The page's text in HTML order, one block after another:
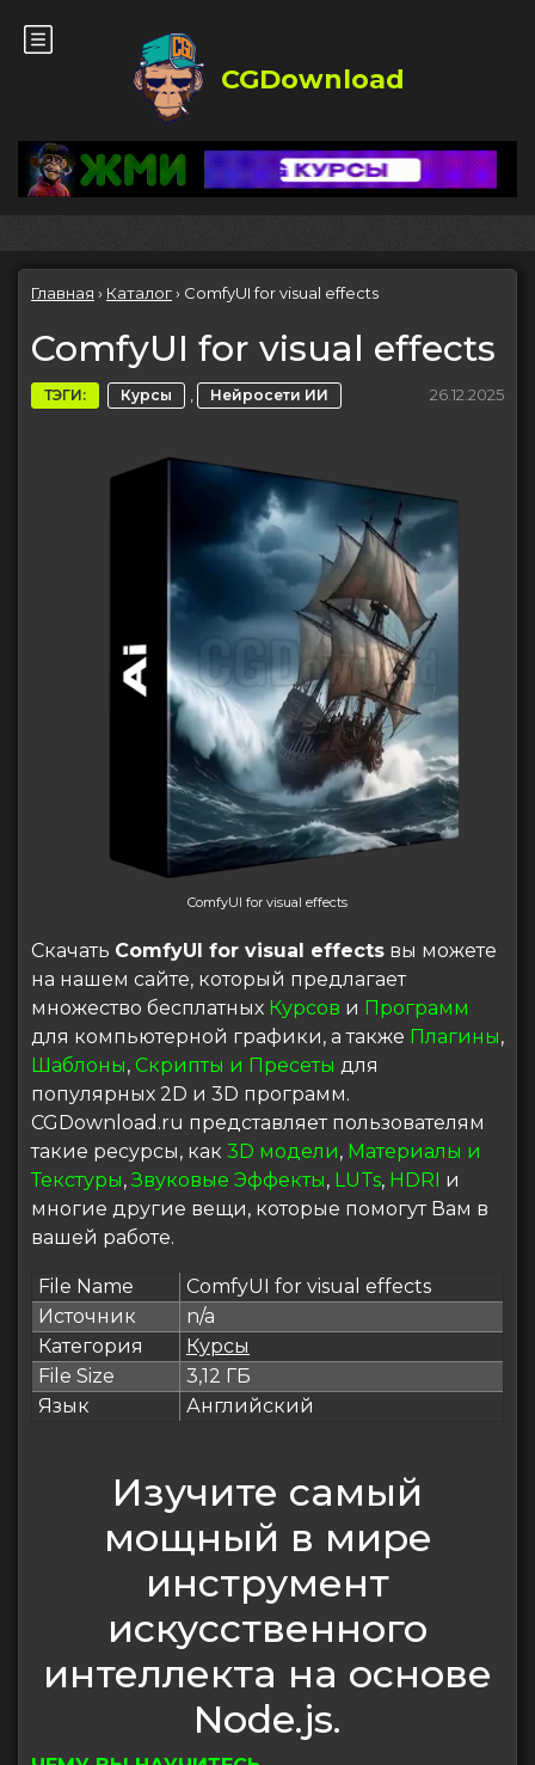
CGDownload
Главная › Каталог› ComfyUI for visual effects
ComfyUI for visual effects
ТЭГИ: Курсы , Нейросети ИИ 26.12.2025
ComfyUI for visual effects
Скачать ComfyUI for visual effects вы можете
на нашем сайте, который предлагает
множество бесплатных Курсов и Программ
для компьютерной графики, а также Плагины,
Шаблоны, Скрипты и Пресеты для
популярных 2D и 3D программ.
CGDownload.ru представляет пользователям
такие ресурсы, как 3D модели, Материалы и
Текстуры,Звуковые Эффекты, LUTs, HDRI и
многие другие вещи, которые помогут Вам в
вашей работе.
File Name
ComfyUI for visual effects
Источник
n/a
Категория
Курсы
File Size
3,12 ГБ
Язык
Английский
Изучите самый
мощный в мире
инструмент
искусственного
интеллекта на основе
Node.js.